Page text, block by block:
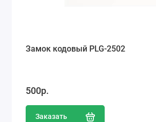
Замок кодовый PLG-2502
500р.
Заказать